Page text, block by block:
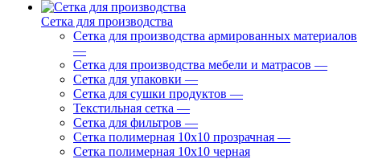
Сетка для производства
Сетка для производства армированных материалов
—
Сетка для производства мебели и матрасов —
Сетка для упаковки —
Сетка для сушки продуктов —
Текстильная сетка —
Сетка для фильтров —
Сетка полимерная 10х10 прозрачная —
Сетка полимерная 10х10 черная